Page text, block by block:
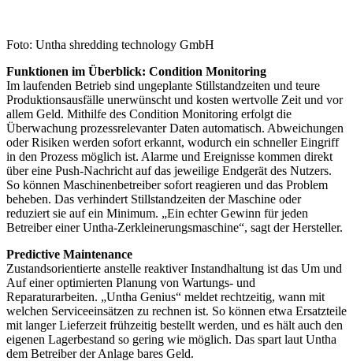
Foto: Untha shredding technology GmbH
Funktionen im Überblick: Condition Monitoring
Im laufenden Betrieb sind ungeplante Stillstandzeiten und teure
Produktionsausfälle unerwünscht und kosten wertvolle Zeit und vor
allem Geld. Mithilfe des Condition Monitoring erfolgt die
Überwachung prozessrelevanter Daten automatisch. Abweichungen
oder Risiken werden sofort erkannt, wodurch ein schneller Eingriff
in den Prozess möglich ist. Alarme und Ereignisse kommen direkt
über eine Push-Nachricht auf das jeweilige Endgerät des Nutzers.
So können Maschinenbetreiber sofort reagieren und das Problem
beheben. Das verhindert Stillstandzeiten der Maschine oder
reduziert sie auf ein Minimum. „Ein echter Gewinn für jeden
Betreiber einer Untha-Zerkleinerungsmaschine“, sagt der Hersteller.
Predictive Maintenance
Zustandsorientierte anstelle reaktiver Instandhaltung ist das Um und
Auf einer optimierten Planung von Wartungs- und
Reparaturarbeiten. „Untha Genius“ meldet rechtzeitig, wann mit
welchen Serviceeinsätzen zu rechnen ist. So können etwa Ersatzteile
mit langer Lieferzeit frühzeitig bestellt werden, und es hält auch den
eigenen Lagerbestand so gering wie möglich. Das spart laut Untha
dem Betreiber der Anlage bares Geld.